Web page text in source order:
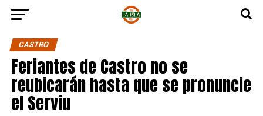
CASTRO
Feriantes de Castro no se
reubicarán hasta que se pronuncie
el Serviu